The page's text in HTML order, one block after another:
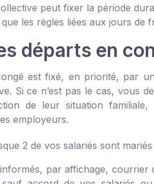
peut fixer la période
les règles liées aux jours de
départs en
est fixé, en priorité, par
Si ce n’est pas le cas, vous
de leur situation
employeurs.
2 de vos salariés sont
par affichage,